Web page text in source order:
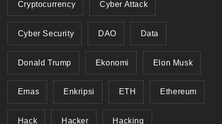
Cryptocurrency Cyber Attack
Cyber Security DAO Data
Donald Trump Ekonomi Elon Musk
Emas Enkripsi ETH Ethereum
Hack Hacker Hacking